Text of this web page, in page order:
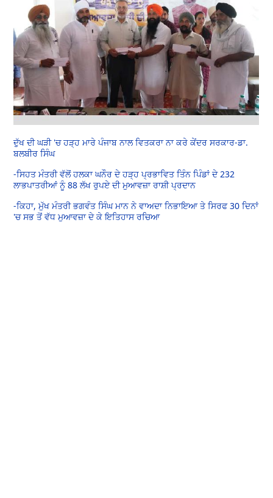
ਦੁੱਖ ਦੀ ਘੜੀ 'ਚ ਹੜ੍ਹ ਮਾਰੇ ਪੰਜਾਬ ਨਾਲ ਵਿਤਕਰਾ ਨਾ ਕਰੇ ਕੇਂਦਰ ਸਰਕਾਰ-ਡਾ.
ਬਲਬੀਰ ਸਿੰਘ
-ਸਿਹਤ ਮੰਤਰੀ ਵੱਲੋਂ ਹਲਕਾ ਘਨੌਰ ਦੇ ਹੜ੍ਹ ਪ੍ਰਭਾਵਿਤ ਤਿੰਨ ਪਿੰਡਾਂ ਦੇ 232
ਲਾਭਪਾਤਰੀਆਂ ਨੂੰ 88 ਲੱਖ ਰੁਪਏ ਦੀ ਮੁਆਵਜ਼ਾ ਰਾਸ਼ੀ ਪ੍ਰਦਾਨ
-ਕਿਹਾ, ਮੁੱਖ ਮੰਤਰੀ ਭਗਵੰਤ ਸਿੰਘ ਮਾਨ ਨੇ ਵਾਅਦਾ ਨਿਭਾਇਆ ਤੇ ਸਿਰਫ 30 ਦਿਨਾਂ
'ਚ ਸਭ ਤੋਂ ਵੱਧ ਮੁਆਵਜ਼ਾ ਦੇ ਕੇ ਇਤਿਹਾਸ ਰਚਿਆ